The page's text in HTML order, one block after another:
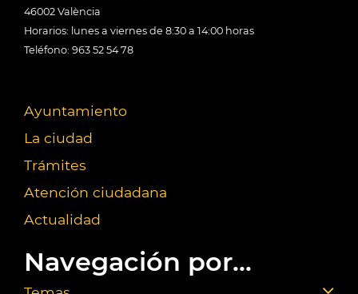
46002 València
Horarios: lunes a viernes de 8:30 a 14:00 horas
Teléfono: 963 52 54 78
Ayuntamiento
La ciudad
Trámites
Atención ciudadana
Actualidad
Navegación por...